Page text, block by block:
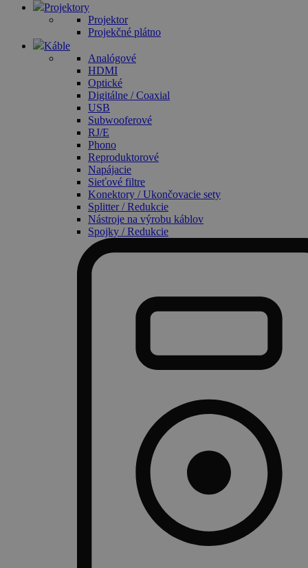
Projektory
Projektor
Projekčné plátno
Káble
Analógové
HDMI
Optické
Digitálne / Coaxial
USB
Subwooferové
RJ/E
Phono
Reproduktorové
Napájacie
Sieťové filtre
Konektory / Ukončovacie sety
Splitter / Redukcie
Nástroje na výrobu káblov
Spojky / Redukcie